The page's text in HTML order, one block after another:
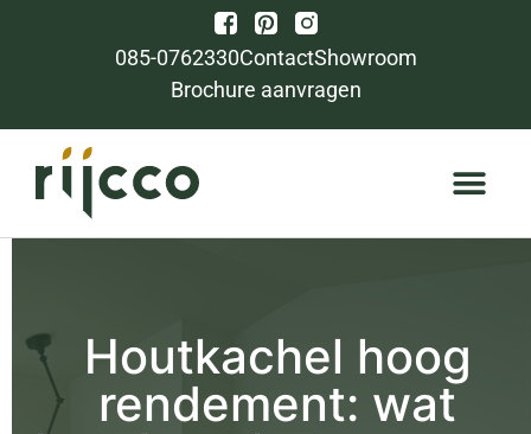
085-0762330ContactShowroom
Brochure aanvragen
Houtkachel hoog
rendement: wat